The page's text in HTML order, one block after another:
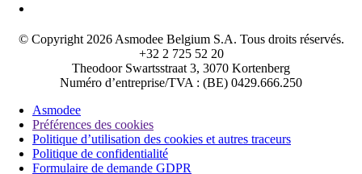
© Copyright 2026 Asmodee Belgium S.A. Tous droits réservés.
+32 2 725 52 20
Theodoor Swartsstraat 3, 3070 Kortenberg
Numéro d’entreprise/TVA : (BE) 0429.666.250
Asmodee
Préférences des cookies
Politique d’utilisation des cookies et autres traceurs
Politique de confidentialité
Formulaire de demande GDPR